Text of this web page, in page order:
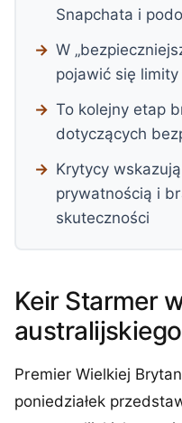
Snapchata i
W
pojawić się
To kolejny etap
dotyczących
Krytycy
prywatnością i
skuteczności
Keir Starmer
Premier Wielkiej
poniedziałek